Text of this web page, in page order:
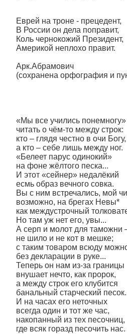
Еврей на троне - прецедент,
В России он дела поправит,
Коль чернокожий Президент,
Америкой неплохо правит.
Арк.Абрамович
(сохранена орфография и
«Мы все учились понемногу»
читать о чём-то между строк:
кто – глядя честно в очи Богу,
а кто – себе лишь между ног.
«Белеет парус одинокий»
на фоне жёлтого песка...
И этот «сейнер» недалёкий
есмь образ вечного совка.
Вы с ним встречались, мой
возможно, на брегах Невы*
как междустрочный
Но там уж нет его, увы...
А серп и молот для таможни
не шило и не кот в мешке;
с таким товаром всюду
без декларации в руке...
Теперь он нам из-за границы
внушает нечто, как пророк,
а между строк его клубится
банальный старческий песок.
И на часах его неточных
всегда один и тот же час,
накопанный из тех песочниц,
где всяк горазд песочить нас.